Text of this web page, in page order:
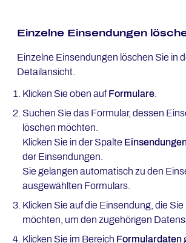
Einzelne Einsendungen
Einzelne Einsendungen löschen Sie in
Detailansicht.
Klicken Sie oben aufFormulare.
Suchen Sie das Formular, dessen
löschen möchten.
Klicken Sie in der Spalte
der Einsendungen.
Sie gelangen automatisch zu den
ausgewählten Formulars.
Klicken Sie auf die Einsendung, die
möchten, um den zugehörigen
Klicken Sie im Bereich Formulardaten